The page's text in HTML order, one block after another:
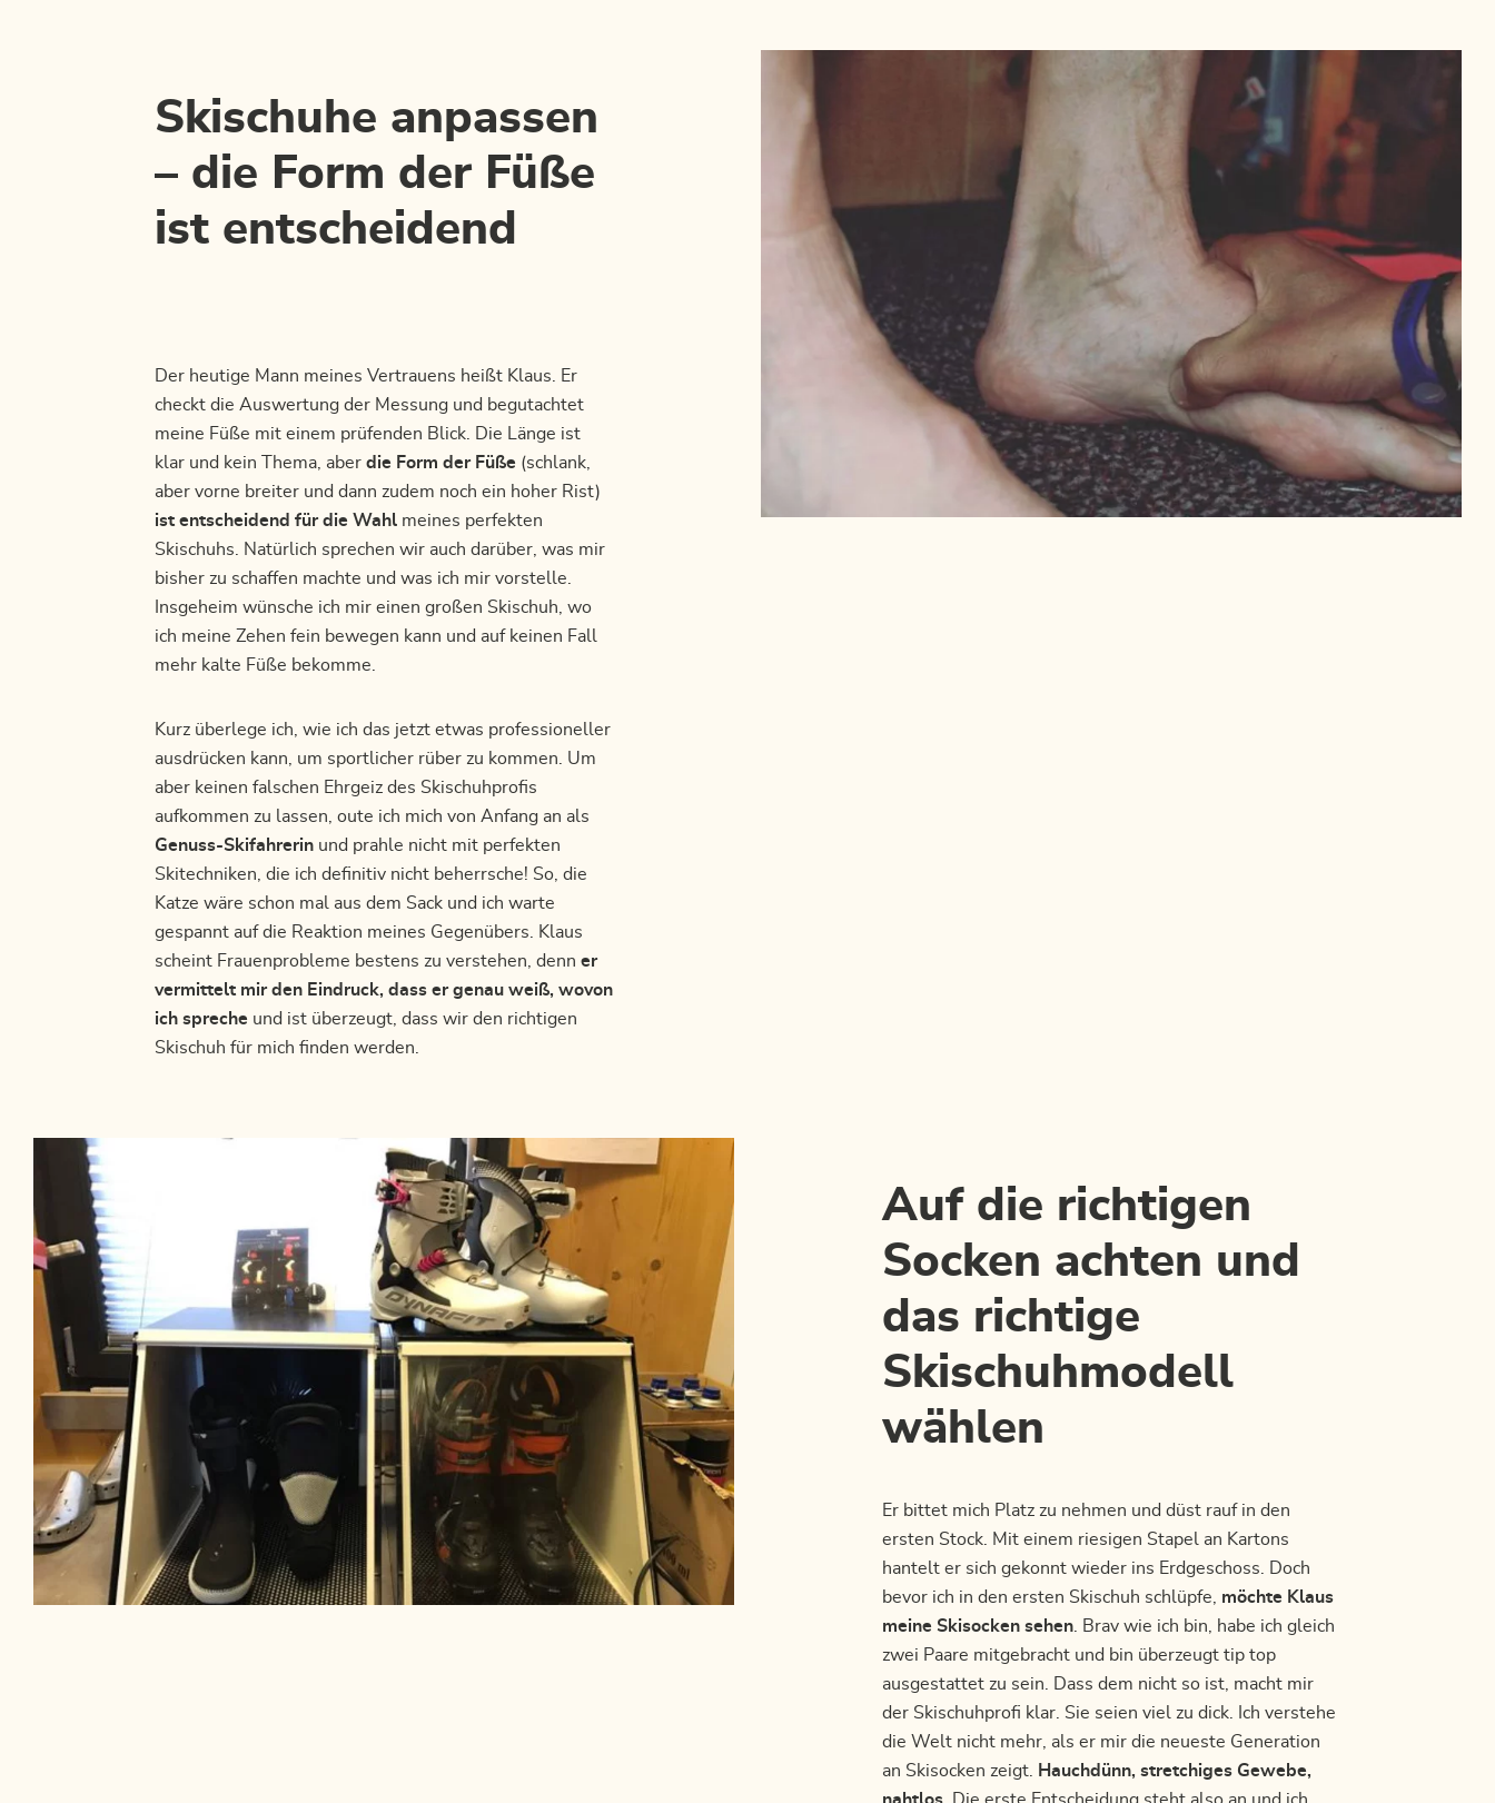
Skischuhe anpassen
– die Form der Füße
ist entscheidend
Der heutige Mann meines Vertrauens heißt Klaus. Er
checkt die Auswertung der Messung und begutachtet
meine Füße mit einem prüfenden Blick. Die Länge ist
klar und kein Thema, aber die Form der Füße (schlank,
aber vorne breiter und dann zudem noch ein hoher Rist)
ist entscheidend für die Wahlmeines perfekten
Skischuhs. Natürlich sprechen wir auch darüber, was mir
bisher zu schaffen machte und was ich mir vorstelle.
Insgeheim wünsche ich mir einen großen Skischuh, wo
ich meine Zehen fein bewegen kann und auf keinen Fall
mehr kalte Füße bekomme.
Kurz überlege ich, wie ich das jetzt etwas professioneller
ausdrücken kann, um sportlicher rüber zu kommen. Um
aber keinen falschen Ehrgeiz des Skischuhprofis
aufkommen zu lassen, oute ich mich von Anfang an als
Genuss-Skifahrerinund prahle nicht mit perfekten
Skitechniken, die ich definitiv nicht beherrsche! So, die
Katze wäre schon mal aus dem Sack und ich warte
gespannt auf die Reaktion meines Gegenübers. Klaus
scheint Frauenprobleme bestens zu verstehen, denn er
vermittelt mir den Eindruck, dass er genau weiß, wovon
ich spreche und ist überzeugt, dass wir den richtigen
Skischuh für mich finden werden.
Auf die richtigen
Socken achten und
das richtige
Skischuhmodell
wählen
Er bittet mich Platz zu nehmen und düst rauf in den
ersten Stock. Mit einem riesigen Stapel an Kartons
hantelt er sich gekonnt wieder ins Erdgeschoss. Doch
bevor ich in den ersten Skischuh schlüpfe, möchte Klaus
meine Skisocken sehen. Brav wie ich bin, habe ich gleich
zwei Paare mitgebracht und bin überzeugt tip top
ausgestattet zu sein. Dass dem nicht so ist, macht mir
der Skischuhprofi klar. Sie seien viel zu dick. Ich verstehe
die Welt nicht mehr, als er mir die neueste Generation
an Skisocken zeigt.
Hauchdünn, stretchiges Gewebe,